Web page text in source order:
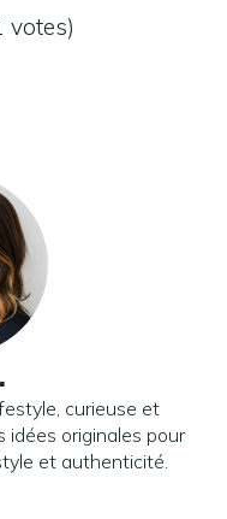
votes)
curieuse et
idées originales pour
et authenticité.